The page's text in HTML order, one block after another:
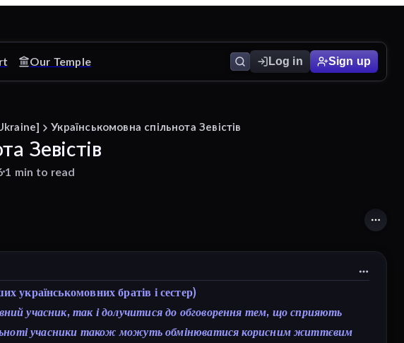
Our Temple Log in Sign up
Українськомовна спільнота Зевістів
Зевістів
1 min to read
українськомовних братів і сестер)
учасник, так і долучитися до обговорення тем, що сприяють
учасники також можуть обмінюватися корисним життєвим